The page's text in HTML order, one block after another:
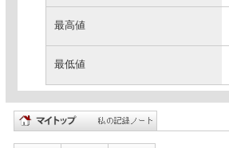
最高値
最低値